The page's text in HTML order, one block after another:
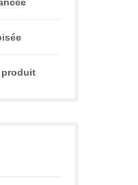
produit